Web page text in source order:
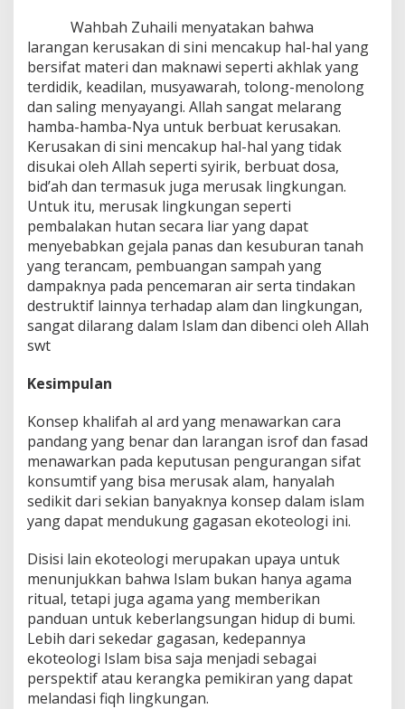
Wahbah Zuhaili menyatakan bahwa
larangan kerusakan di sini mencakup hal-hal yang
bersifat materi dan maknawi seperti akhlak yang
terdidik, keadilan, musyawarah, tolong-menolong
dan saling menyayangi. Allah sangat melarang
hamba-hamba-Nya untuk berbuat kerusakan.
Kerusakan di sini mencakup hal-hal yang tidak
disukai oleh Allah seperti syirik, berbuat dosa,
bid’ah dan termasuk juga merusak lingkungan.
Untuk itu, merusak lingkungan seperti
pembalakan hutan secara liar yang dapat
menyebabkan gejala panas dan kesuburan tanah
yang terancam, pembuangan sampah yang
dampaknya pada pencemaran air serta tindakan
destruktif lainnya terhadap alam dan lingkungan,
sangat dilarang dalam Islam dan dibenci oleh Allah
swt
Kesimpulan
Konsep khalifah al ard yang menawarkan cara
pandang yang benar dan larangan isrof dan fasad
menawarkan pada keputusan pengurangan sifat
konsumtif yang bisa merusak alam, hanyalah
sedikit dari sekian banyaknya konsep dalam islam
yang dapat mendukung gagasan ekoteologi ini.
Disisi lain ekoteologi merupakan upaya untuk
menunjukkan bahwa Islam bukan hanya agama
ritual, tetapi juga agama yang memberikan
panduan untuk keberlangsungan hidup di bumi.
Lebih dari sekedar gagasan, kedepannya
ekoteologi Islam bisa saja menjadi sebagai
perspektif atau kerangka pemikiran yang dapat
melandasi fiqh lingkungan.